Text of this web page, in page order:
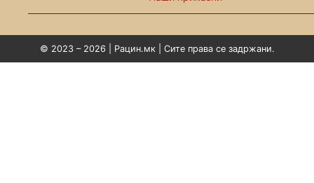
© 2023 – 2026 | Рацин.мк | Сите права се задржани.